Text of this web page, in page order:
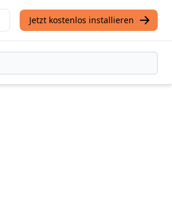
Jetzt kostenlos installieren